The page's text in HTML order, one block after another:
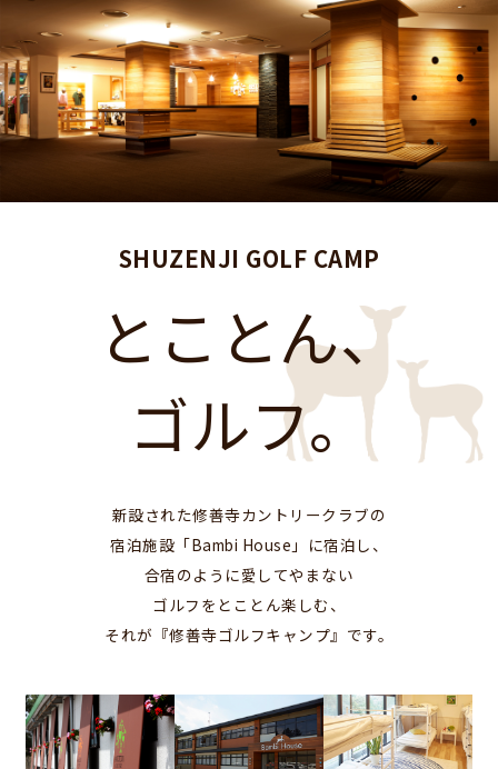
SHUZENJI GOLF CAMP
とことん、
ゴルフ。
新設された修善寺カントリークラブの
宿泊施設「Bambi House」に宿泊し、
合宿のように愛してやまない
ゴルフをとことん楽しむ、
それが『修善寺ゴルフキャンプ』です。